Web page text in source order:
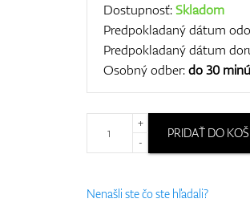
Dostupnosť:Skladom
Predpokladaný dátum
Predpokladaný dátum
Osobný odber:do 30
+
-
PRIDAŤ DO
Nenašli ste čo ste hľadali?